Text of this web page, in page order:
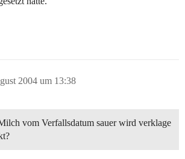
2004 um 13:38
vom Verfallsdatum sauer wird verklage